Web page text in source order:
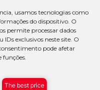
usamos tecnologias como
do dispositivo. O
permite processar dados
exclusivos neste site. O
pode afetar
funções.
Todos os direitos
The best price